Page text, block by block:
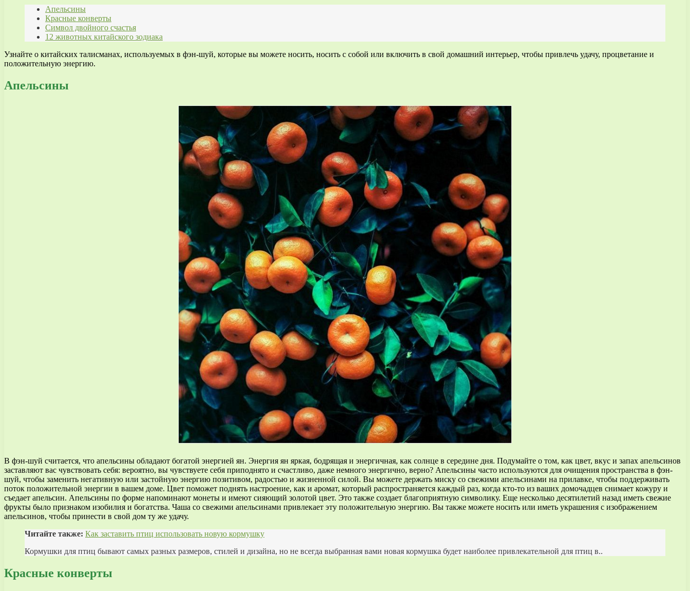
Апельсины
Красные конверты
Символ двойного счастья
12 животных китайского зодиака
Узнайте о китайских талисманах, используемых в фэн-шуй, которые вы можете носить, носить с собой или включить в свой домашний интерьер, чтобы привлечь удачу, процветание и
положительную энергию.
Апельсины
В фэн-шуй считается, что апельсины обладают богатой энергией ян. Энергия ян яркая, бодрящая и энергичная, как солнце в середине дня. Подумайте о том, как цвет, вкус и запах апельсинов
заставляют вас чувствовать себя: вероятно, вы чувствуете себя приподнято и счастливо, даже немного энергично, верно? Апельсины часто используются для очищения пространства в фэн-
шуй, чтобы заменить негативную или застойную энергию позитивом, радостью и жизненной силой. Вы можете держать миску со свежими апельсинами на прилавке, чтобы поддерживать
поток положительной энергии в вашем доме. Цвет поможет поднять настроение, как и аромат, который распространяется каждый раз, когда кто-то из ваших домочадцев снимает кожуру и
съедает апельсин. Апельсины по форме напоминают монеты и имеют сияющий золотой цвет. Это также создает благоприятную символику. Еще несколько десятилетий назад иметь свежие
фрукты было признаком изобилия и богатства. Чаша со свежими апельсинами привлекает эту положительную энергию. Вы также можете носить или иметь украшения с изображением
апельсинов, чтобы принести в свой дом ту же удачу.
Читайте также: Как заставить птиц использовать новую кормушку
Кормушки для птиц бывают самых разных размеров, стилей и дизайна, но не всегда выбранная вами новая кормушка будет наиболее привлекательной для птиц в..
Красные конверты